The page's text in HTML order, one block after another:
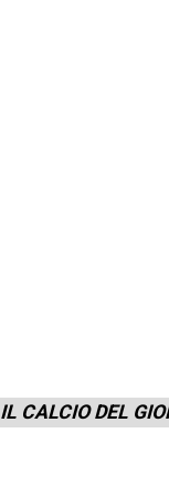
IL CALCIO DEL